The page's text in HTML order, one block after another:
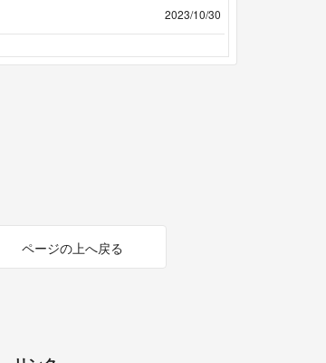
2023/10/30
ページの上へ戻る